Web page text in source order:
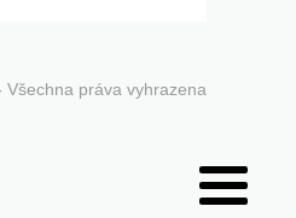
práva vyhrazena